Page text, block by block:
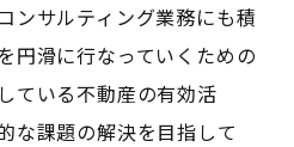
ンサルティング業務にも積
円滑に行なっていくための
ている不動産の有効活
な課題の解決を目指して